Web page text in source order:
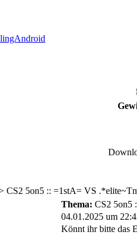
1
CS2 5on5 :: =1stA= VS
Thema: CS2 5on5
04.01.2025 um
Könnt ihr bitte das